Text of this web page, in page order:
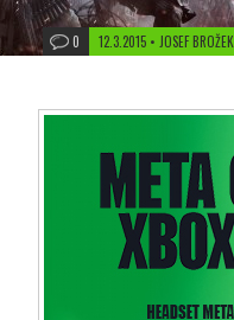
12.3.2015 • JOSEF BROŽEK
0